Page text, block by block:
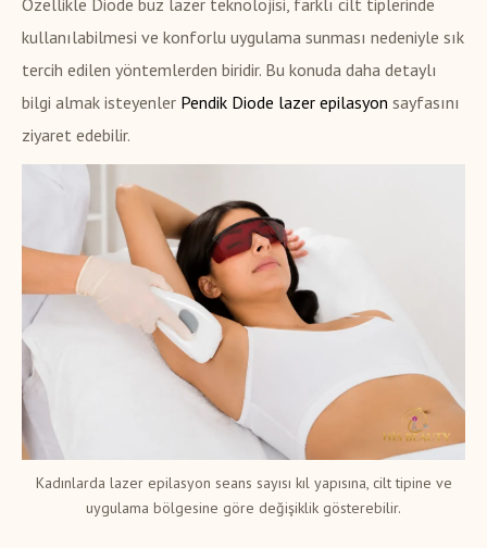
Özellikle Diode buz lazer teknolojisi, farklı cilt tiplerinde
kullanılabilmesi ve konforlu uygulama sunması nedeniyle sık
tercih edilen yöntemlerden biridir. Bu konuda daha detaylı
bilgi almak isteyenler Pendik Diode lazer epilasyon sayfasını
ziyaret edebilir.
Kadınlarda lazer epilasyon seans sayısı kıl yapısına, cilt tipine ve
uygulama bölgesine göre değişiklik gösterebilir.